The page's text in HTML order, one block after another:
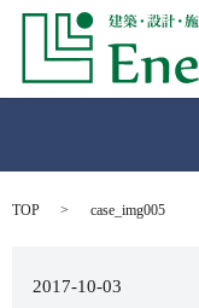
TOP case_img005
2017-10-03